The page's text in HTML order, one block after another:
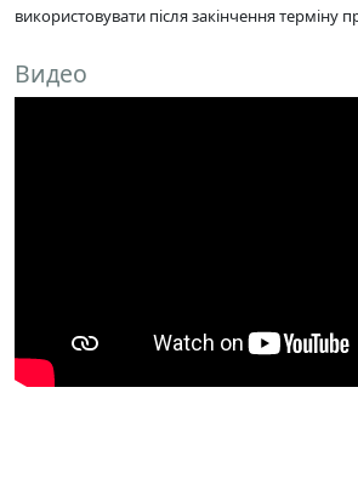
використовувати після закінчення терміну
Видео